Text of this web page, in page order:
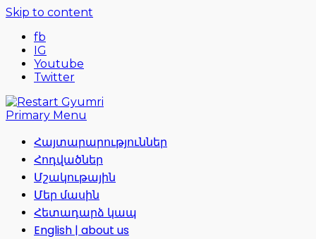
Skip to content
fb
IG
Youtube
Twitter
Primary Menu
Հայտարարություններ
Հոդվածներ
Մշակութային
Մեր մասին
Հետադարձ կապ
English | about us